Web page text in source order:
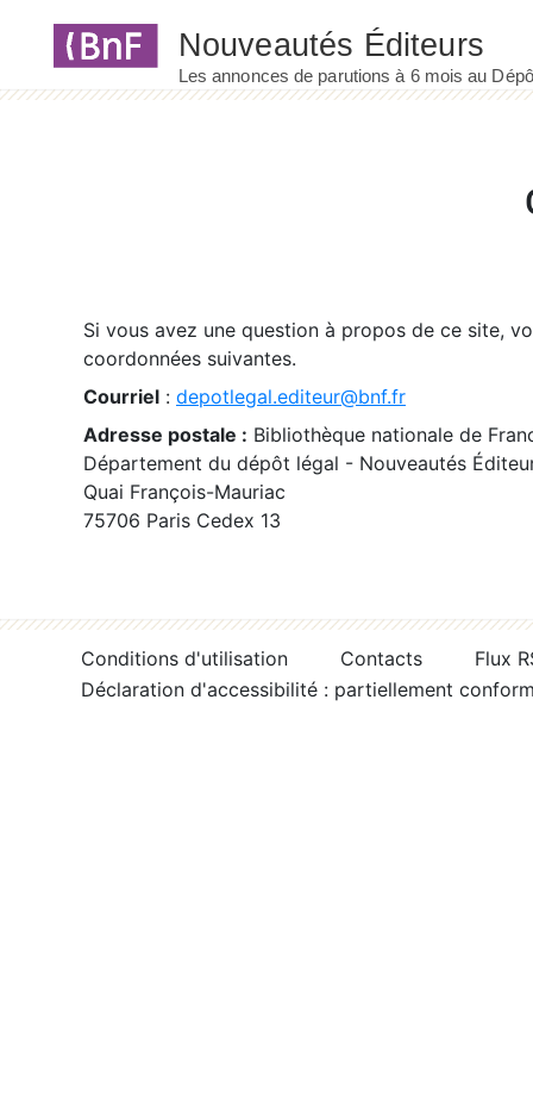
Si vous avez une question à propos de ce site,
coordonnées suivantes.
Courriel : depotlegal.editeur@bnf.fr
Adresse postale : Bibliothèque nationale de
Département du dépôt légal - Nouveautés
Quai François-Mauriac
75706 Paris Cedex 13
Conditions d'utilisation Contacts
Flux
Déclaration d'accessibilité : partiellement